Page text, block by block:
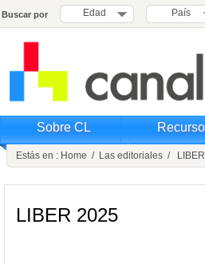
Buscar por Edad País
Sobre CL
Estás en : Home / Las editoriales /
LIBER 2025